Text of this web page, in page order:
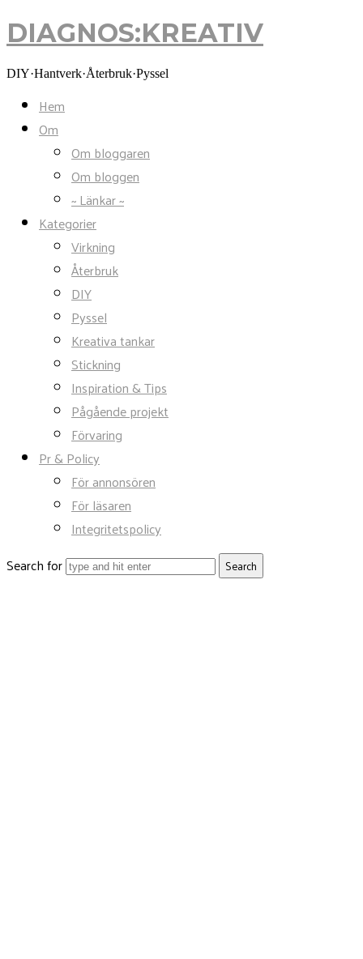
DIAGNOS:KREATIV
DIAGNOS:KREATIV
DIY·Hantverk·Återbruk·Pyssel
Hem
Om
Om bloggaren
Om bloggen
~ Länkar ~
Kategorier
Virkning
Återbruk
DIY
Pyssel
Kreativa tankar
Stickning
Inspiration & Tips
Pågående projekt
Förvaring
Pr & Policy
För annonsören
För läsaren
Integritetspolicy
Search for